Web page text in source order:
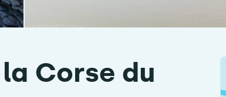
Corse du